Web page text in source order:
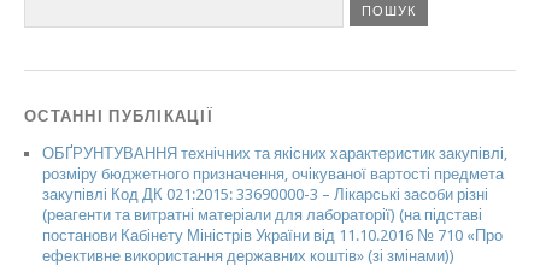
ОСТАННІ ПУБЛІКАЦІЇ
ОБҐРУНТУВАННЯ технічних та якісних характеристик закупівлі,
розміру бюджетного призначення, очікуваної вартості предмета
закупівлі Код ДК 021:2015: 33690000-3 – Лікарські засоби різні
(реагенти та витратні матеріали для лабораторії) (на підставі
постанови Кабінету Міністрів України від 11.10.2016 № 710 «Про
ефективне використання державних коштів» (зі змінами))